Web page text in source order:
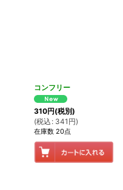
コンフリー
310円(税別)
(税込 : 341 円)
在庫数 20点